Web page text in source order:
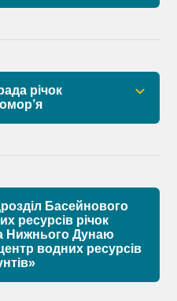
Дунаю
річок
Причорномор’я
Басейнового
ресурсів річок
Нижнього Дунаю
водних ресурсів